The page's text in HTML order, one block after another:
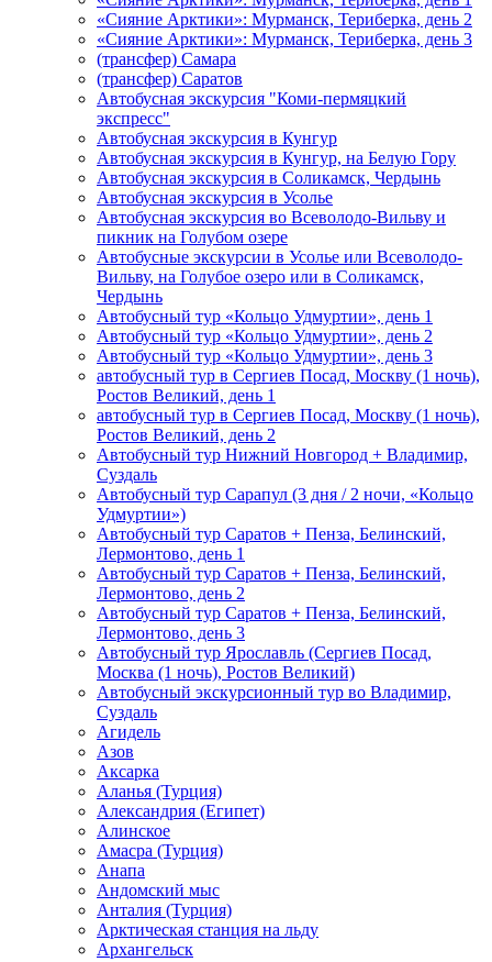
«Сияние Арктики»: Мурманск, Териберка, день 2
«Сияние Арктики»: Мурманск, Териберка, день 3
(трансфер) Самара
(трансфер) Саратов
Автобусная экскурсия "Коми-пермяцкий
экспресс"
Автобусная экскурсия в Кунгур
Автобусная экскурсия в Кунгур, на Белую Гору
Автобусная экскурсия в Соликамск, Чердынь
Автобусная экскурсия в Усолье
Автобусная экскурсия во Всеволодо-Вильву и
пикник на Голубом озере
Автобусные экскурсии в Усолье или Всеволодо-
Вильву, на Голубое озеро или в Соликамск,
Чердынь
Автобусный тур «Кольцо Удмуртии», день 1
Автобусный тур «Кольцо Удмуртии», день 2
Автобусный тур «Кольцо Удмуртии», день 3
автобусный тур в Сергиев Посад, Москву (1 ночь),
Ростов Великий, день 1
автобусный тур в Сергиев Посад, Москву (1 ночь),
Ростов Великий, день 2
Автобусный тур Нижний Новгород + Владимир,
Суздаль
Автобусный тур Сарапул (3 дня / 2 ночи, «Кольцо
Удмуртии»)
Автобусный тур Саратов + Пенза, Белинский,
Лермонтово, день 1
Автобусный тур Саратов + Пенза, Белинский,
Лермонтово, день 2
Автобусный тур Саратов + Пенза, Белинский,
Лермонтово, день 3
Автобусный тур Ярославль (Сергиев Посад,
Москва (1 ночь), Ростов Великий)
Автобусный экскурсионный тур во Владимир,
Суздаль
Агидель
Азов
Аксарка
Аланья (Турция)
Александрия (Египет)
Алинское
Амасра (Турция)
Анапа
Андомский мыс
Анталия (Турция)
Арктическая станция на льду
Архангельск